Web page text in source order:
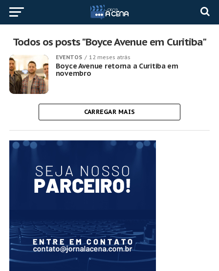
Todos os posts "Boyce Avenue em Curitiba"
EVENTOS 12 meses atrás
Boyce Avenue retorna a Curitiba em
novembro
CARREGAR MAIS